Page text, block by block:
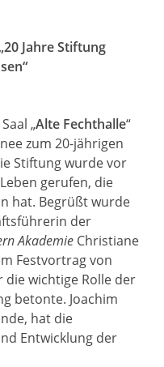
Jahre Stiftung
„Alte Fechthalle“
zum 20-jährigen
Stiftung wurde vor
gerufen, die
hat. Begrüßt wurde
der
AkademieChristiane
Festvortrag von
wichtige Rolle der
betonte. Joachim
hat die
Entwicklung der